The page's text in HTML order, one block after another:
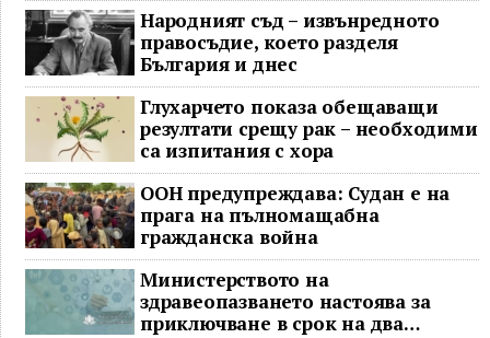
Народният съд – извънредното
правосъдие, което разделя
България и днес
Глухарчето показа обещаващи
резултати срещу рак – необходими
са изпитания с хора
ООН предупреждава: Судан е на
прага на пълномащабна
гражданска война
Министерството на
здравеопазването настоява за
приключване в срок на два